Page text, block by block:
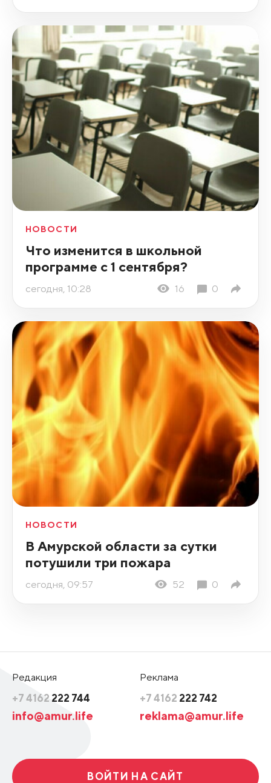
НОВОСТИ
Что изменится в школьной
программе с 1 сентября?
сегодня, 10:28 16 0
НОВОСТИ
В Амурской области за сутки
потушили три пожара
сегодня, 09:57 52 0
Редакция
+7 4162 222 744
info@amur.life
Реклама
+7 4162 222 742
reklama@amur.life
ВОЙТИ НА САЙТ